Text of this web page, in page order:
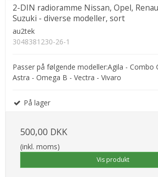
2-DIN radioramme Nissan, Opel,
Suzuki - diverse modeller, sort
au2tek
3048381230-26-1
Passer på følgende modeller:Agila - Combo
Astra - Omega B - Vectra - Vivaro
På lager
500,00 DKK
(inkl. moms)
Vis produkt